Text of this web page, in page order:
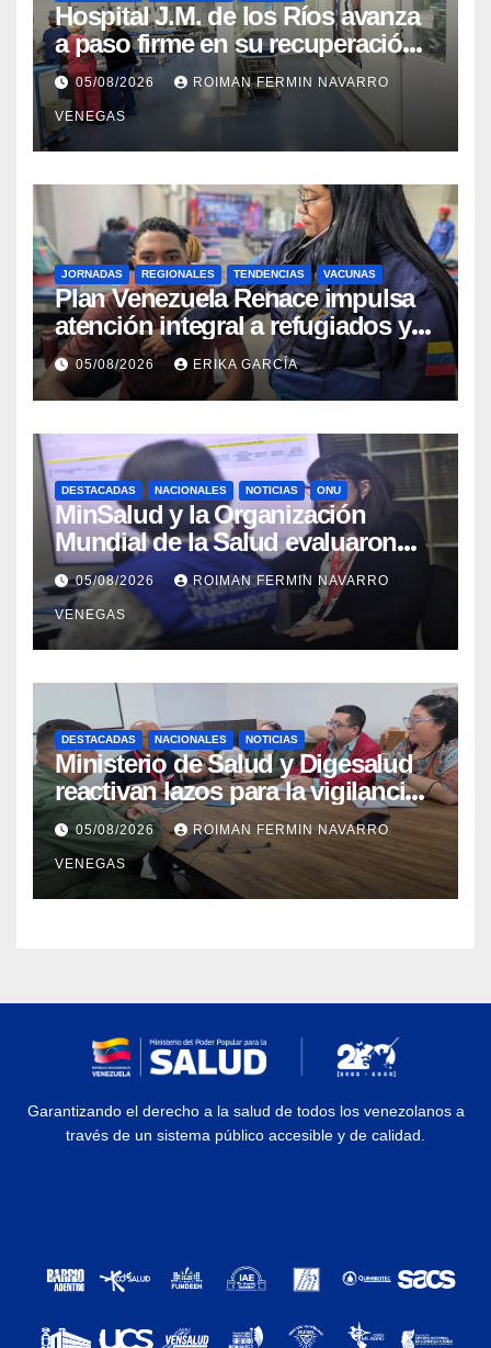
Hospital J.M. de los Ríos avanza
a paso firme en su recuperación
tras los recientes eventos
sísmicos
05/08/2026 ROIMAN FERMIN NAVARRO
VENEGAS
JORNADAS REGIONALES TENDENCIAS VACUNAS
​Plan Venezuela Renace impulsa
atención integral a refugiados y
evaluación de vacunación en
Aragua
05/08/2026 ERIKA GARCÍA
DESTACADAS NACIONALES NOTICIAS ONU
MinSalud y la Organización
Mundial de la Salud evaluaron
propuesta técnica integral en
materia de agua saneamiento e
higiene ante contingencia
sísmica
05/08/2026 ROIMAN FERMIN NAVARRO
VENEGAS
DESTACADAS NACIONALES NOTICIAS
Ministerio de Salud y Digesalud
reactivan lazos para la vigilancia
epidemiológica y el control de
enfermedades
05/08/2026 ROIMAN FERMIN NAVARRO
VENEGAS
Garantizando el derecho a la salud de todos los venezolanos a
través de un sistema público accesible y de calidad.